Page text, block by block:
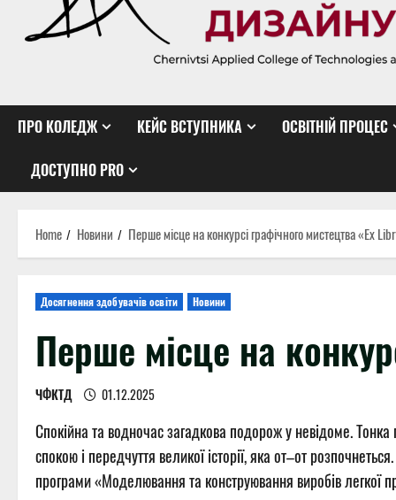
ПРО КОЛЕДЖ КЕЙС ВСТУПНИКА ОСВІТНІЙ ПРОЦЕС
ДОСТУПНО PRO
Home Новини Перше місце на конкурсі графічного мистецтва «Ex
Досягнення здобувачів освіти Новини
Перше місце на
ЧФКТД 01.12.2025
Спокійна та водночас загадкова подорож у невідоме. Тонка
спокою і передчуття великої історії, яка от–от
програми «Моделювання та конструювання виробів легкої